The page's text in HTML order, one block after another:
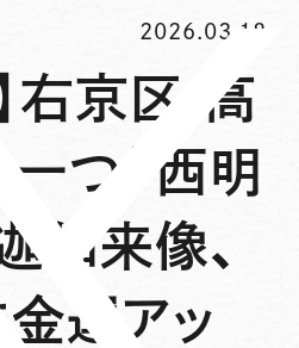
2026.03.18
右京区 高
つ『西明
如来像、
運アッ